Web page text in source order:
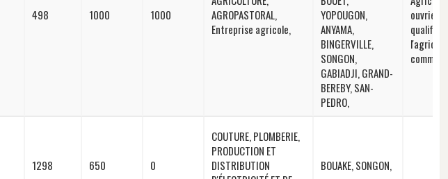
498 1000 1000
AGROPASTORAL,
Entreprise agricole,
YOPOUGON,
ANYAMA,
BINGERVILLE,
SONGON,
GABIADJI, GRAND-
BEREBY, SAN-
PEDRO,
ouvriers
qualifiés
1298 650 0
COUTURE, PLOMBERIE,
PRODUCTION ET
DISTRIBUTION
BOUAKE, SONGON,